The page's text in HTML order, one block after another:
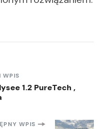
WPIS
1.2 PureTech ,
WPIS